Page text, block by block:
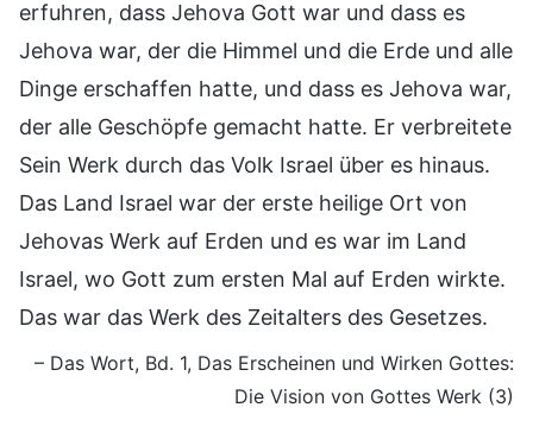
erfuhren, dass Jehova Gott war und dass es
Jehova war, der die Himmel und die Erde und alle
Dinge erschaffen hatte, und dass es Jehova war,
der alle Geschöpfe gemacht hatte. Er verbreitete
Sein Werk durch das Volk Israel über es hinaus.
Das Land Israel war der erste heilige Ort von
Jehovas Werk auf Erden und es war im Land
Israel, wo Gott zum ersten Mal auf Erden wirkte.
Das war das Werk des Zeitalters des Gesetzes.
– Das Wort, Bd. 1, Das Erscheinen und Wirken Gottes:
Die Vision von Gottes Werk (3)